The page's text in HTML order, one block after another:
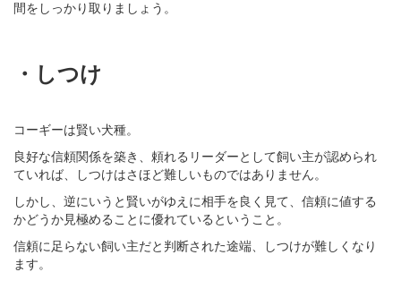
間をしっかり取りましょう。
・しつけ
コーギーは賢い犬種。
良好な信頼関係を築き、頼れるリーダーとして飼い主が認められ
ていれば、しつけはさほど難しいものではありません。
しかし、逆にいうと賢いがゆえに相手を良く見て、信頼に値する
かどうか見極めることに優れているということ。
信頼に足らない飼い主だと判断された途端、しつけが難しくなり
ます。